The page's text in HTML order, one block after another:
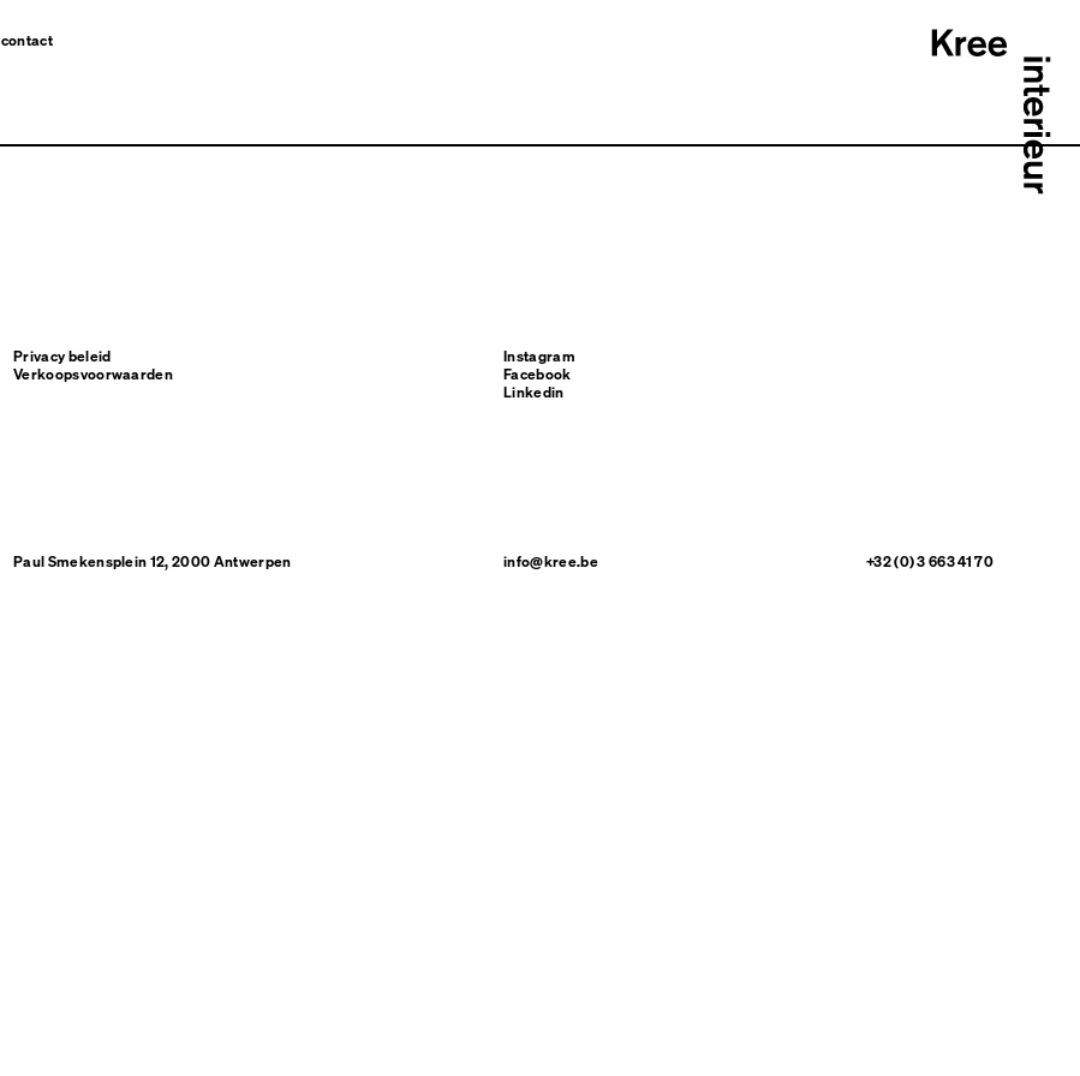
contact
Privacy beleid
Verkoopsvoorwaarden
Instagram
Facebook
Linkedin
Paul Smekensplein 12, 2000 Antwerpen info@kree.be +32 (0) 3 663 41 70